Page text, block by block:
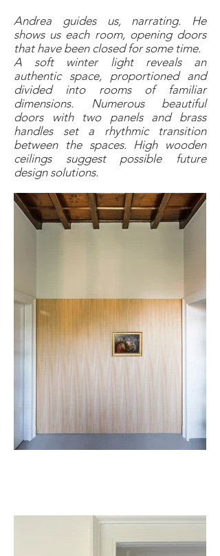
Andrea guides us, narrating. He
shows us each room, opening doors
that have been closed for some time.
A soft winter light reveals an
authentic space, proportioned and
divided into rooms of familiar
dimensions. Numerous beautiful
doors with two panels and brass
handles set a rhythmic transition
between the spaces. High wooden
ceilings suggest possible future
design solutions.